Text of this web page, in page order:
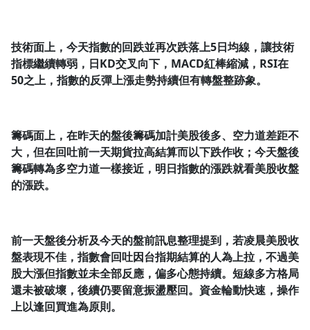
技術面上，今天指數的回跌並再次跌落上5日均線，讓技術
指標繼續轉弱，日KD交叉向下，MACD紅棒縮減，RSI在
50之上，指數的反彈上漲走勢持續但有轉盤整跡象。
籌碼面上，在昨天的盤後籌碼加計美股後多、空力道差距不
大，但在回吐前一天期貨拉高結算而以下跌作收；今天盤後
籌碼轉為多空力道一樣接近，明日指數的漲跌就看美股收盤
的漲跌。
前一天盤後分析及今天的盤前訊息整理提到，若凌晨美股收
盤表現不佳，指數會回吐因台指期結算的人為上拉，不過美
股大漲但指數並未全部反應，偏多心態持續。短線多方格局
還未被破壞，後續仍要留意振盪壓回。資金輪動快速，操作
上以逢回買進為原則。